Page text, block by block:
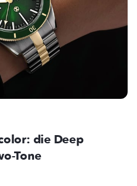
die Deep
Tone